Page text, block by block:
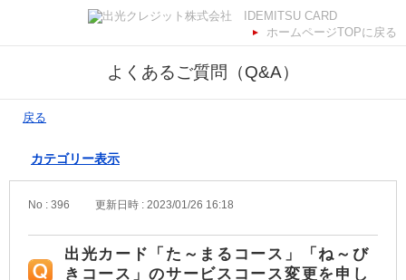
ホームページTOPに戻る
よくあるご質問（Q&A）
戻る
カテゴリー表示
No : 396 更新日時 : 2023/01/26 16:18
出光カード「た～まるコース」「ね～び
きコース」のサービスコース変更を申し